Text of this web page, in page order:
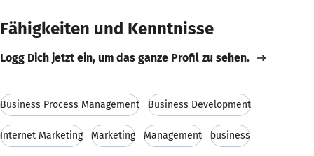
Fähigkeiten und Kenntnisse
Logg Dich jetzt ein, um das ganze Profil zu sehen.
Business Process Management Business Development
Internet Marketing Marketing Management business